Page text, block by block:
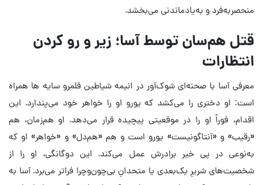
منحصربه‌فرد و به‌یادماندنی می‌بخشد.
قتل هم‌سان توسط آسا؛ زیر و رو کردن
انتظارات
معرفی آسا با صحنه‌ای شوک‌آور در انیمه شیاطین قلمرو سایه ها همراه
است: او دختری را می‌کشد که یورو او را خواهر خود می‌پندارد. این
اقدام، فوراً او را در موقعیتی پیچیده قرار می‌دهد. او هم‌زمان، هم
«رقیب» و «آنتاگونیست» یورو است و هم «هم‌دل» و «خواهر» او که
به‌نوعی در پی خیر برادرش عمل می‌کند. این دوگانگی، او را از
شخصیت‌های شریرِ یک‌بعدی یا متحدانِ بی‌چون‌وچرا فراتر می‌برد. آسا به